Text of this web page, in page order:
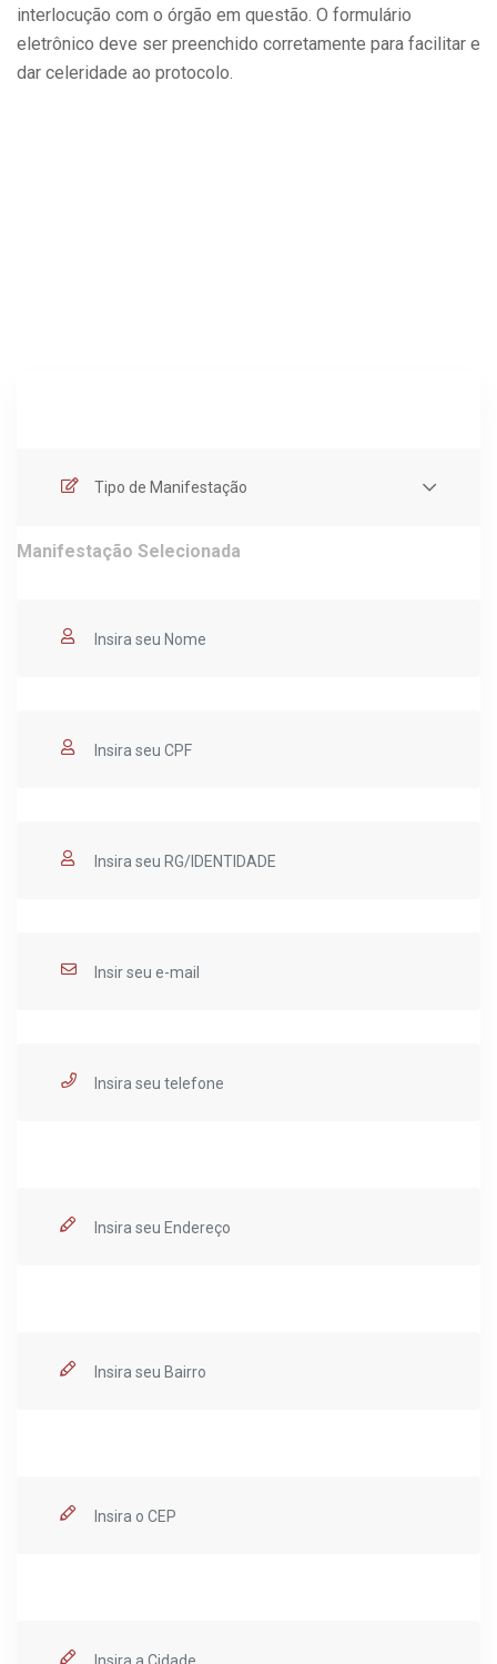
interlocução com o órgão em questão. O formulário
eletrônico deve ser preenchido corretamente para facilitar e
dar celeridade ao protocolo.
Tipo de Manifestação
Manifestação Selecionada